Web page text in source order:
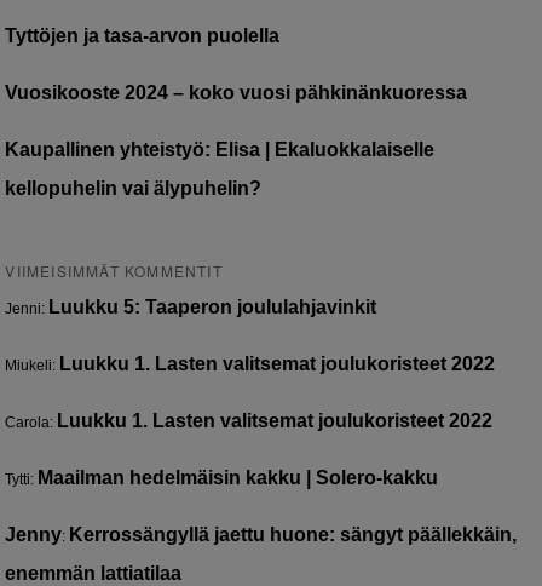
Tyttöjen ja tasa-arvon puolella
Vuosikooste 2024 – koko vuosi pähkinänkuoressa
Kaupallinen yhteistyö: Elisa | Ekaluokkalaiselle
kellopuhelin vai älypuhelin?
VIIMEISIMMÄT KOMMENTIT
Jenni: Luukku 5: Taaperon joululahjavinkit
Miukeli: Luukku 1. Lasten valitsemat joulukoristeet 2022
Carola: Luukku 1. Lasten valitsemat joulukoristeet 2022
Tytti: Maailman hedelmäisin kakku | Solero-kakku
Jenny: Kerrossängyllä jaettu huone: sängyt päällekkäin,
enemmän lattiatilaa